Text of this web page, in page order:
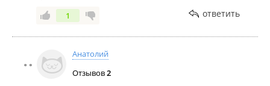
1 ответить
Анатолий
Отзывов2